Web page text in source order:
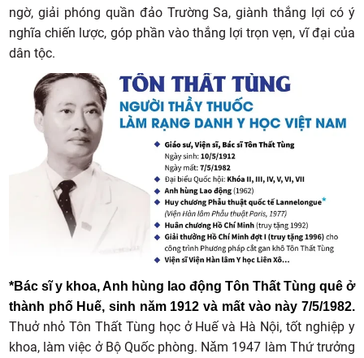
ngờ, giải phóng quần đảo Trường Sa, giành thắng lợi có ý
nghĩa chiến lược, góp phần vào thắng lợi trọn vẹn, vĩ đại của
dân tộc.
*Bác sĩ y khoa, Anh hùng lao động Tôn Thất Tùng quê ở
thành phố Huế, sinh nǎm 1912 và mất vào này 7/5/1982.
Thuở nhỏ Tôn Thất Tùng học ở Huế và Hà Nội, tốt nghiệp y
khoa, làm việc ở Bộ Quốc phòng. Nǎm 1947 làm Thứ trưởng